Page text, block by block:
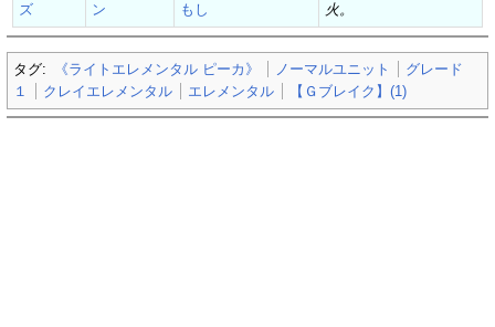
ズ
ン
もし
火。
タグ: 《ライトエレメンタル ピーカ》 ノーマルユニット
グレード
１
クレイエレメンタル エレメンタル 【Ｇブレイク】(1)